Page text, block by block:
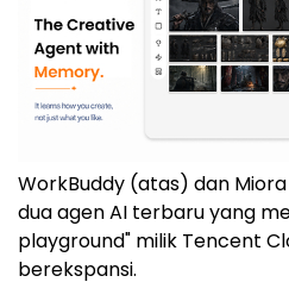
WorkBuddy (atas) dan
dua agen AI terbaru yang
playground" milik Tencent
berekspansi.